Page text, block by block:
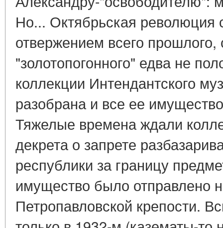
Но... Октябрьская революция
отвержением всего прошлого,
"золотопогонного" едва не
коллекции Интендантского
разобрана и все ее
Тяжелые времена ждали
декрета о запрете
республики за границу
имущество было отправлено
Петропавловской крепости.